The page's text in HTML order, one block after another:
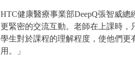
HTC健康醫療事業部DeepQ張智威
更緊密的交流互動。老師在上課時
學生對於課程的理解程度，使他們
用。」